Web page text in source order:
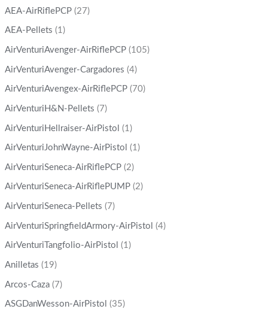
AEA-AirRiflePCP (27)
AEA-Pellets (1)
AirVenturiAvenger-AirRiflePCP (105)
AirVenturiAvenger-Cargadores (4)
AirVenturiAvengex-AirRiflePCP (70)
AirVenturiH&N-Pellets (7)
AirVenturiHellraiser-AirPistol (1)
AirVenturiJohnWayne-AirPistol (1)
AirVenturiSeneca-AirRiflePCP (2)
AirVenturiSeneca-AirRiflePUMP (2)
AirVenturiSeneca-Pellets (7)
AirVenturiSpringfieldArmory-AirPistol (4)
AirVenturiTangfolio-AirPistol (1)
Anilletas (19)
Arcos-Caza (7)
ASGDanWesson-AirPistol (35)